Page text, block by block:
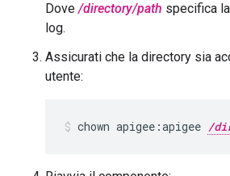
Dove/directory/path specifica
log.
Assicurati che la directory sia
utente:
chown apigee:apigee /